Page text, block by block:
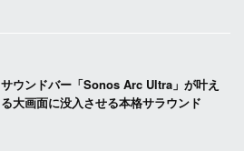
サウンドバー「Sonos Arc Ultra」が叶え
る大画面に没入させる本格サラウンド